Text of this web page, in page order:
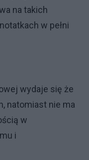
na takich
w pełni
wydaje się że
natomiast nie ma
w
i